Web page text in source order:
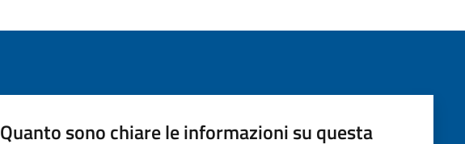
Quanto sono chiare le informazioni su questa